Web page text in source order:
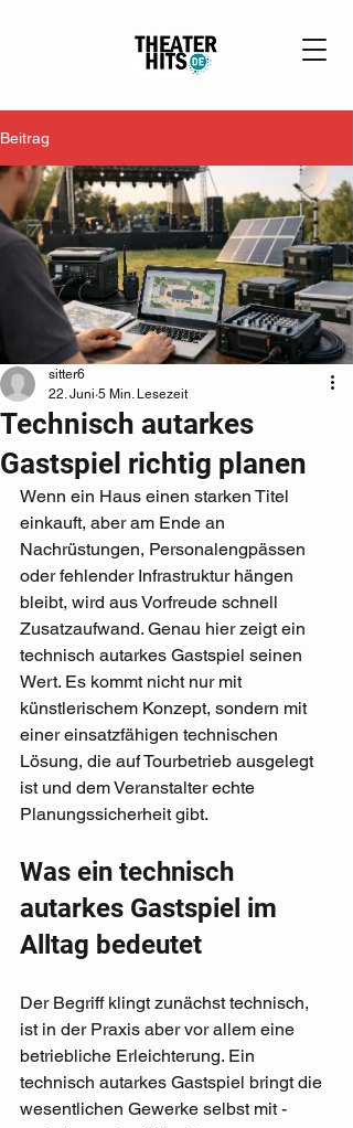
Beitrag
Technisch autarkes
Gastspiel richtig planen
sitter6
22. Juni 5 Min. Lesezeit
Wenn ein Haus einen starken Titel
einkauft, aber am Ende an
Nachrüstungen, Personalengpässen
oder fehlender Infrastruktur hängen
bleibt, wird aus Vorfreude schnell
Zusatzaufwand. Genau hier zeigt ein
technisch autarkes Gastspiel seinen
Wert. Es kommt nicht nur mit
künstlerischem Konzept, sondern mit
einer einsatzfähigen technischen
Lösung, die auf Tourbetrieb ausgelegt
ist und dem Veranstalter echte
Planungssicherheit gibt.
Was ein technisch
autarkes Gastspiel im
Alltag bedeutet
Der Begriff klingt zunächst technisch,
ist in der Praxis aber vor allem eine
betriebliche Erleichterung. Ein
technisch autarkes Gastspiel bringt die
wesentlichen Gewerke selbst mit -